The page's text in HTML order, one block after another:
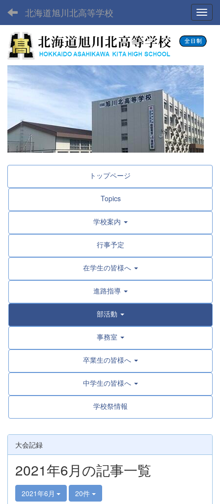
北海道旭川北高等学校
トップページ
Topics
学校案内
行事予定
在学生の皆様へ
進路指導
部活動
事務室
卒業生の皆様へ
中学生の皆様へ
学校祭情報
大会記録
2021年6月の記事一覧
2021年6月 20件